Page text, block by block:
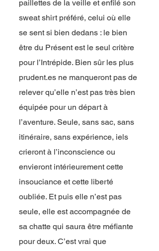
paillettes de la veille et enfilé son
sweat shirt préféré, celui où elle
se sent si bien dedans : le bien
être du Présent est le seul critère
pour l’Intrépide. Bien sûr les plus
prudent.es ne manqueront pas de
relever qu’elle n’est pas très bien
équipée pour un départ à
l’aventure. Seule, sans sac, sans
itinéraire, sans expérience, iels
crieront à l’inconscience ou
envieront intérieurement cette
insouciance et cette liberté
oubliée. Et puis elle n’est pas
seule, elle est accompagnée de
sa chatte qui saura être méfiante
pour deux. C’est vrai que